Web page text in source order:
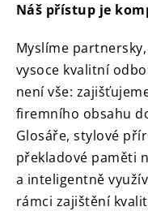
Náš přístup je
Myslíme
vysoce kvalitní
není vše:
firemního obsahu
Glosáře, stylové
překladové paměti
a inteligentně
rámci zajištění